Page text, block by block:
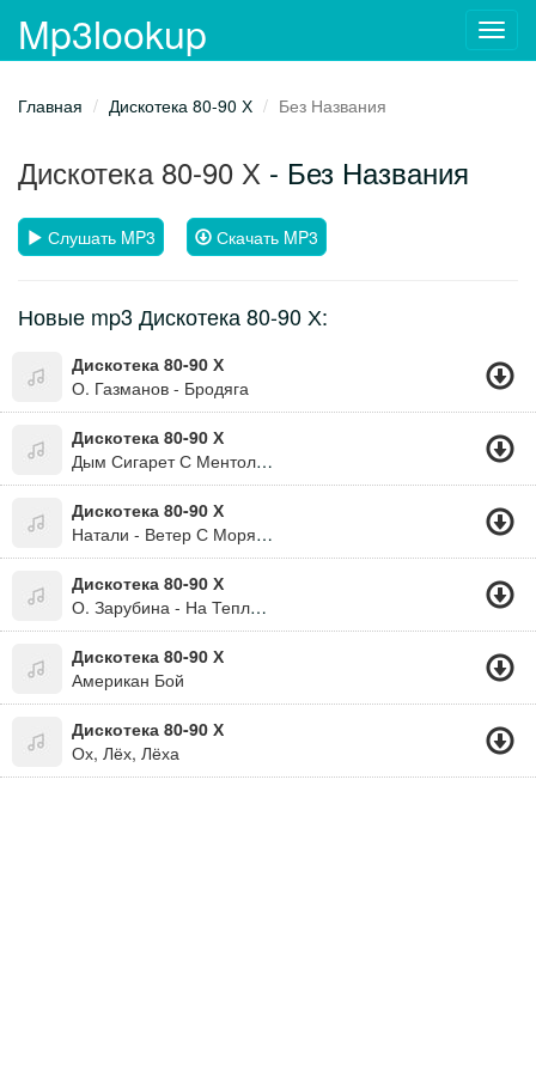
Mp3lookup
Главная Дискотека 80-90 Х Без Названия
Дискотека 80-90 Х - Без Названия
Слушать MP3 Скачать MP3
Новые mp3 Дискотека 80-90 Х:
Дискотека 80-90 Х
О. Газманов - Бродяга
Дискотека 80-90 Х
Дым Сигарет С Ментолом
Дискотека 80-90 Х
Натали - Ветер С Моря Дул
Дискотека 80-90 Х
О. Зарубина - На Теплоходе Музыка Играет
Дискотека 80-90 Х
Американ Бой
Дискотека 80-90 Х
Ох, Лёх, Лёха